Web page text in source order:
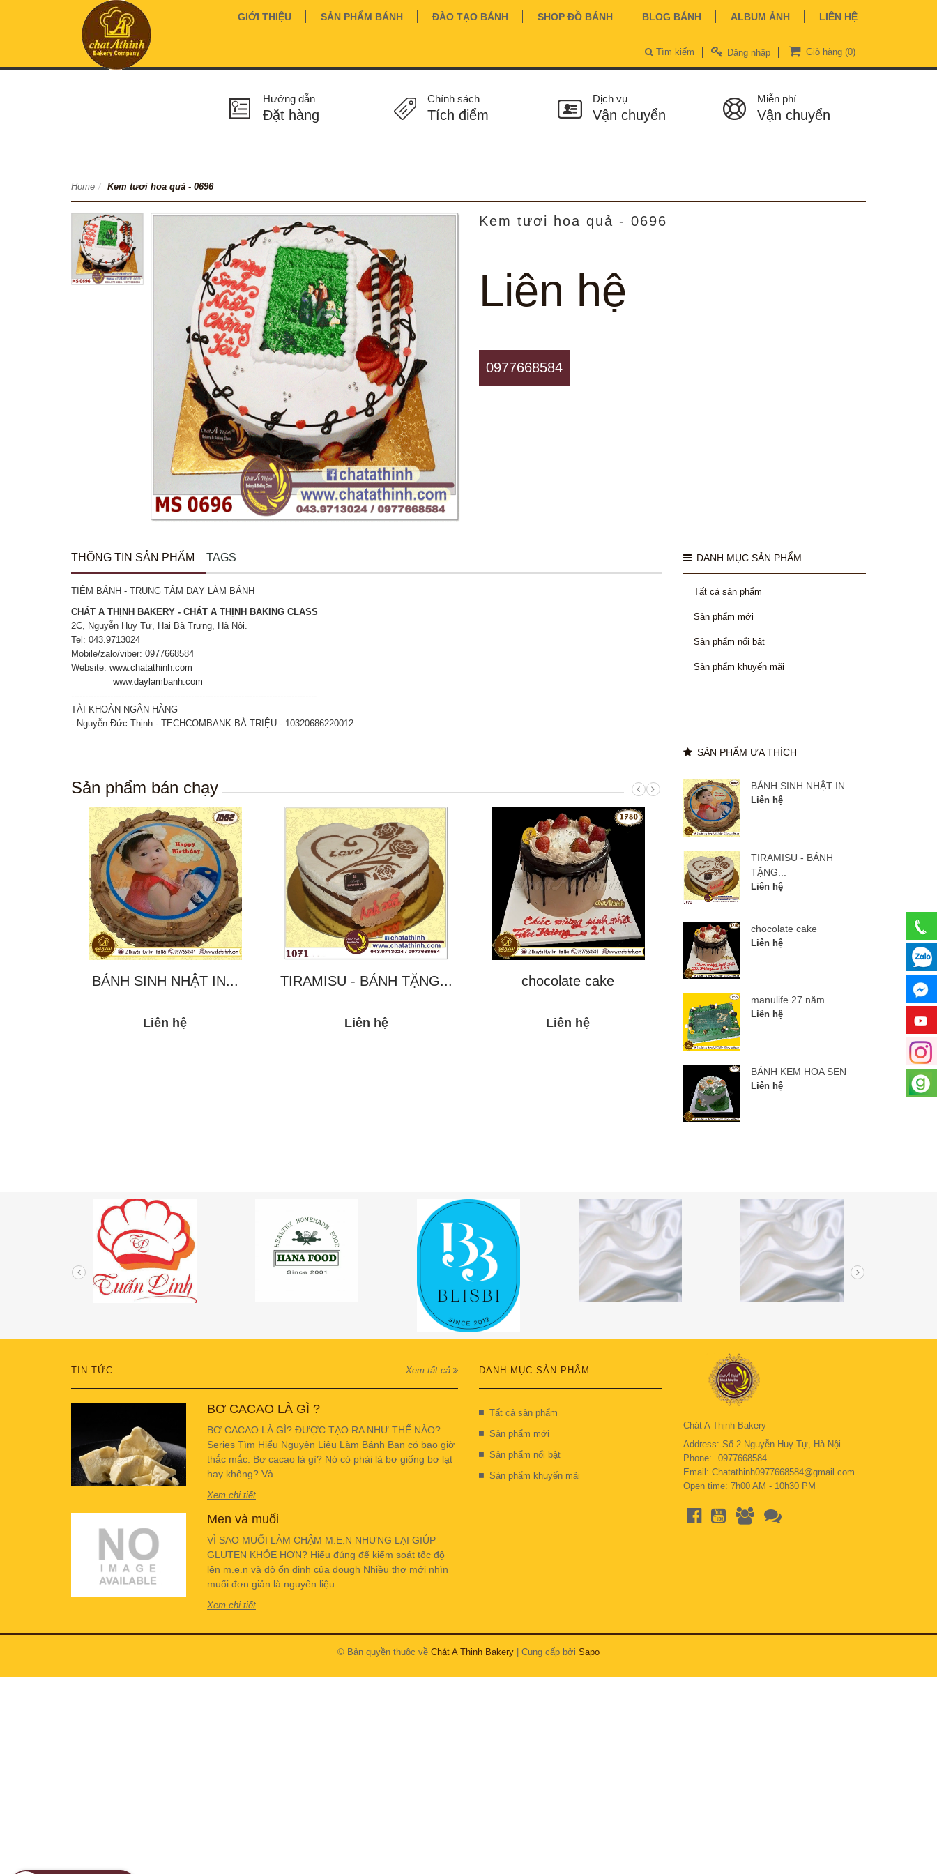
GIỚI THIỆU SẢN PHẨM BÁNH ĐÀO TẠO BÁNH SHOP ĐỒ BÁNH BLOG BÁNH ALBUM ẢNH LIÊN HỆ
Giỏ hàng (0)
Đăng nhập
Tìm kiếm
Hướng dẫn
Đặt hàng
Chính sách
Tích điểm
Dịch vụ
Vận chuyển
Miễn phí
Vận chuyển
Home / Kem tươi hoa quả - 0696
Kem tươi hoa quả - 0696
Liên hệ
0977668584
THÔNG TIN SẢN PHẨM TAGS
TIỆM BÁNH - TRUNG TÂM DẠY LÀM BÁNH
CHÁT A THỊNH BAKERY - CHÁT A THỊNH BAKING CLASS
2C, Nguyễn Huy Tự, Hai Bà Trưng, Hà Nội.
Tel: 043.9713024
Mobile/zalo/viber: 0977668584
Website: www.chatathinh.com
www.daylambanh.com
----------------------------------------------------------------------------------------
TÀI KHOẢN NGÂN HÀNG
- Nguyễn Đức Thịnh - TECHCOMBANK BÀ TRIỆU - 10320686220012
Sản phẩm bán chạy
BÁNH SINH NHẬT IN...
Liên hệ
TIRAMISU - BÁNH TẶNG...
Liên hệ
chocolate cake
Liên hệ
manulife 27 năm
Liên hệ
DANH MỤC SẢN PHẨM
Tất cả sản phẩm
Sản phẩm mới
Sản phẩm nổi bật
Sản phẩm khuyến mãi
SẢN PHẨM ƯA THÍCH
BÁNH SINH NHẬT IN...
Liên hệ
TIRAMISU - BÁNH
TẶNG...
Liên hệ
chocolate cake
Liên hệ
manulife 27 năm
Liên hệ
BÁNH KEM HOA SEN
Liên hệ
TIN TỨC Xem tất cả
BƠ CACAO LÀ GÌ ?
BƠ CACAO LÀ GÌ? ĐƯỢC TẠO RA NHƯ THẾ NÀO?
Series Tìm Hiểu Nguyên Liệu Làm Bánh Bạn có bao giờ
thắc mắc: Bơ cacao là gì? Nó có phải là bơ giống bơ lạt
hay không? Và...
Xem chi tiết
Men và muối
VÌ SAO MUỐI LÀM CHẬM M.E.N NHƯNG LẠI GIÚP
GLUTEN KHỎE HƠN? Hiểu đúng để kiểm soát tốc độ
lên m.e.n và độ ổn định của dough Nhiều thợ mới nhìn
muối đơn giản là nguyên liệu...
Xem chi tiết
DANH MỤC SẢN PHẨM
Tất cả sản phẩm
Sản phẩm mới
Sản phẩm nổi bật
Sản phẩm khuyến mãi
Chát A Thịnh Bakery
Address: Số 2 Nguyễn Huy Tự, Hà Nội
Phone:
0977668584
Email: Chatathinh0977668584@gmail.com
Open time: 7h00 AM - 10h30 PM
© Bản quyền thuộc về Chát A Thịnh Bakery | Cung cấp bởi Sapo